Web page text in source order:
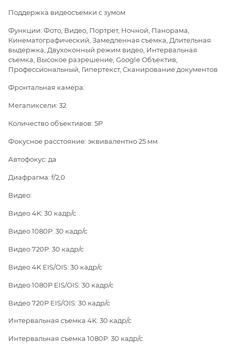
Поддержка видеосъемки с зумом
Функции: Фото, Видео, Портрет, Ночной, Панорама,
Кинематографический, Замедленная съемка, Длительная
выдержка, Двухоконный режим видео, Интервальная
съемка, Высокое разрешение, Google Объектив,
Профессиональный, Гипертекст, Сканирование документов
Фронтальная камера:
Мегапиксели: 32
Количество объективов: 5P
Фокусное расстояние: эквивалентно 25 мм
Автофокус: да
Диафрагма: f/2,0
Видео:
Видео 4K: 30 кадр/с
Видео 1080P: 30 кадр/с
Видео 720P: 30 кадр/с
Видео 4K EIS/OIS: 30 кадр/с
Видео 1080P EIS/OIS: 30 кадр/с
Видео 720P EIS/OIS: 30 кадр/с
Интервальная съемка 4K: 30 кадр/с
Интервальная съемка 1080P: 30 кадр/с